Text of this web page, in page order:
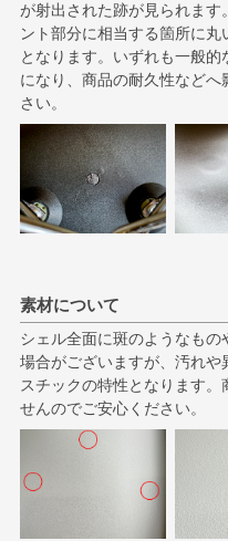
が射出された跡が見られま
ント部分に相当する箇所に
となります。いずれも一般
になり、商品の耐久性など
さい。
素材について
シェル全面に斑のようなも
場合がございますが、汚れや
スチックの特性となります
せんのでご安心ください。